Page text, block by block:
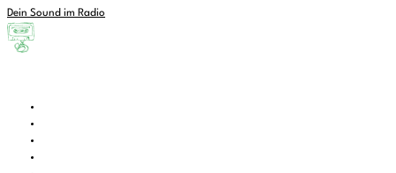
Dein Sound im Radio